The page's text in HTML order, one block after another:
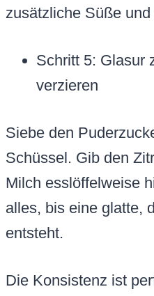
zusätzliche Süße
Schritt 5: Glasur
verzieren
Siebe den
Schüssel. Gib den
Milch esslöffelweise
alles, bis eine glatte,
entsteht.
Die Konsistenz ist